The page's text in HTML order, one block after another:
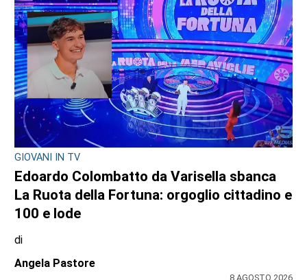
GIOVANI IN TV
Edoardo Colombatto da Varisella sbanca
La Ruota della Fortuna: orgoglio cittadino e
100 e lode